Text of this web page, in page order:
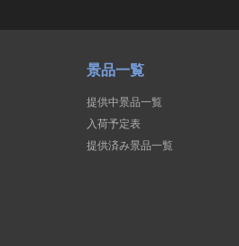
景品一覧
提供中景品一覧
入荷予定表
提供済み景品一覧